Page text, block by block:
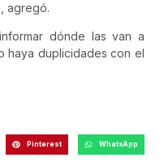
agregó.
dónde las van a
haya duplicidades con el
Pinterest WhatsApp